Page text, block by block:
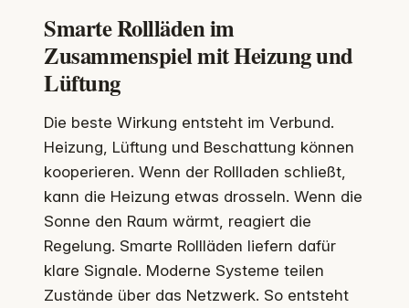
Smarte Rollläden im
Zusammenspiel mit Heizung und
Lüftung
Die beste Wirkung entsteht im Verbund.
Heizung, Lüftung und Beschattung können
kooperieren. Wenn der Rollladen schließt,
kann die Heizung etwas drosseln. Wenn die
Sonne den Raum wärmt, reagiert die
Regelung. Smarte Rollläden liefern dafür
klare Signale. Moderne Systeme teilen
Zustände über das Netzwerk. So entsteht